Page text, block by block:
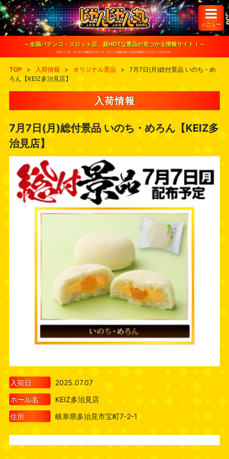
S
k
i
o
メニュー
～全国パチンコ・スロット店、超HOTな景品が見つかる情報サイト！～
※当サイトは、ユーザーが健全なパチンコ・スロット遊戯を楽しむ為の情報サイトとなっております。
TOP > 入荷情報 > オリジナル景品 >
7月7日(月)総付景品 いのち・め
ろん【KEIZ多治見店】
入荷情報
7月7日(月)総付景品 いのち・めろん【KEIZ多
治見店】
入荷日
2025.07.07
ホール名
KEIZ多治見店
住所
岐阜県多治見市宝町7-2-1